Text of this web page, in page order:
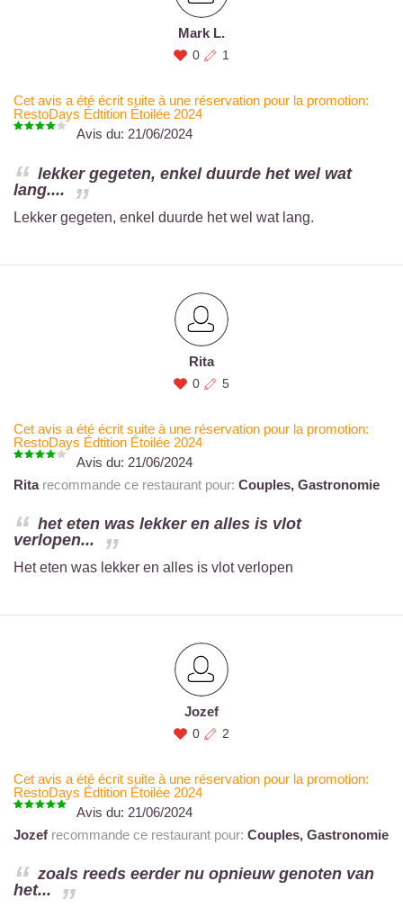
Mark L.
0 1
Cet avis a été écrit suite à une réservation pour la promotion:
RestoDays Édtition Étoilée 2024
Avis du: 21/06/2024
lekker gegeten, enkel duurde het wel wat
lang....
Lekker gegeten, enkel duurde het wel wat lang.
Rita
0 5
Cet avis a été écrit suite à une réservation pour la promotion:
RestoDays Édtition Étoilée 2024
Avis du: 21/06/2024
Ritarecommande ce restaurant pour: Couples, Gastronomie
het eten was lekker en alles is vlot
verlopen...
Het eten was lekker en alles is vlot verlopen
Jozef
0 2
Cet avis a été écrit suite à une réservation pour la promotion:
RestoDays Édtition Étoilée 2024
Avis du: 21/06/2024
Jozef recommande ce restaurant pour: Couples, Gastronomie
zoals reeds eerder nu opnieuw genoten van
het...